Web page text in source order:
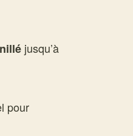
jusqu’à
pour